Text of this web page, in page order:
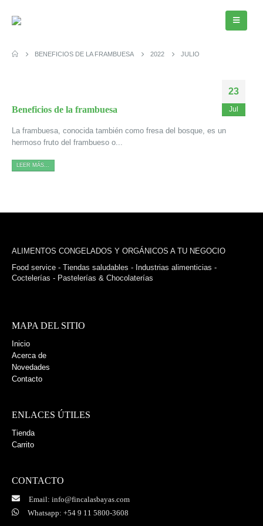
BENEFICIOS DE LA FRAMBUESA 2022 JULIO
23
Jul
Beneficios de la frambuesa
La frambuesa, conocida también como fresa del bosque, es un
hermoso fruto del frambueso o...
LEER MÁS...
ALIMENTOS CONGELADOS Y ORGÁNICOS A TU NEGOCIO
Food service - Tiendas saludables - Industrias alimenticias -
Coctelerías - Pastelerías & Chocolaterías
MAPA DEL SITIO
Inicio
Acerca de
Novedades
Contacto
ENLACES ÚTILES
Tienda
Carrito
CONTACTO
Email: info@fincalasbayas.com
Whatsapp: +54 9 11 5800-3608